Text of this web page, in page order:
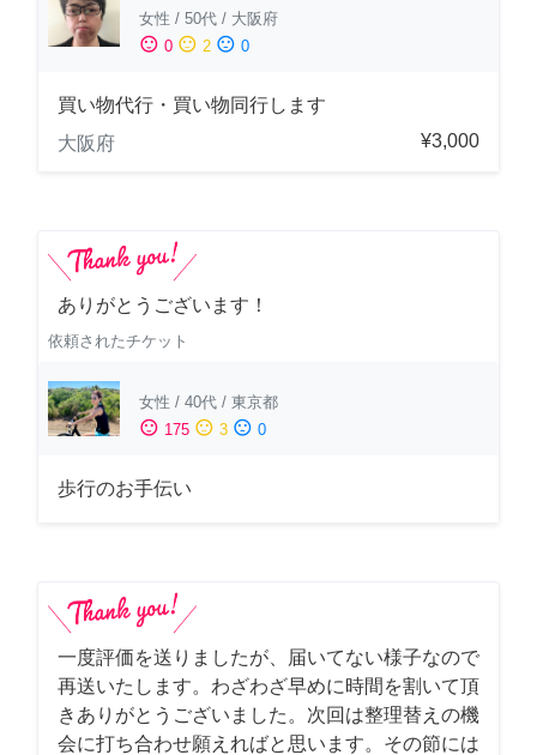
女性 / 50代 / 大阪府
sentiment_satisfied 0 sentiment_neutral 2 sentiment_dissatisfied 0
買い物代行・買い物同行します
大阪府
¥3,000
ありがとうございます！
依頼されたチケット
女性 / 40代 / 東京都
sentiment_satisfied 175 sentiment_neutral 3 sentiment_dissatisfied 0
歩行のお手伝い
一度評価を送りましたが、届いてない様子なので
再送いたします。わざわざ早めに時間を割いて頂
きありがとうございました。次回は整理替えの機
会に打ち合わせ願えればと思います。その節には